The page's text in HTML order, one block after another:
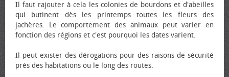
Il faut rajouter à cela les colonies de bourdons et d'abeilles
qui butinent dès les printemps toutes les fleurs des
jachères. Le comportement des animaux peut varier en
fonction des régions et c'est pourquoi les dates varient.
Il peut exister des dérogations pour des raisons de sécurité
près des habitations ou le long des routes.